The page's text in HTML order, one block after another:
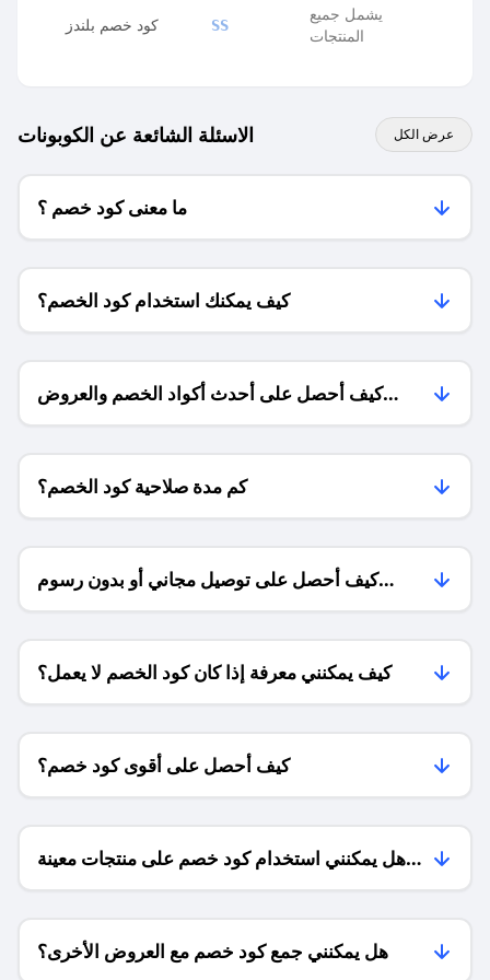
كود خصم بلندز SS
يشمل جميع
المنتجات
الاسئلة الشائعة عن الكوبونات عرض الكل
ما معنى كود خصم ؟
كيف يمكنك استخدام كود الخصم؟
كيف أحصل على أحدث أكواد الخصم والعروض
للمتاجر؟
كم مدة صلاحية كود الخصم؟
كيف أحصل على توصيل مجاني أو بدون رسوم
الشحن ؟
كيف يمكنني معرفة إذا كان كود الخصم لا يعمل؟
كيف أحصل على أقوى كود خصم؟
هل يمكنني استخدام كود خصم على منتجات معينة
فقط؟
هل يمكنني جمع كود خصم مع العروض الأخرى؟